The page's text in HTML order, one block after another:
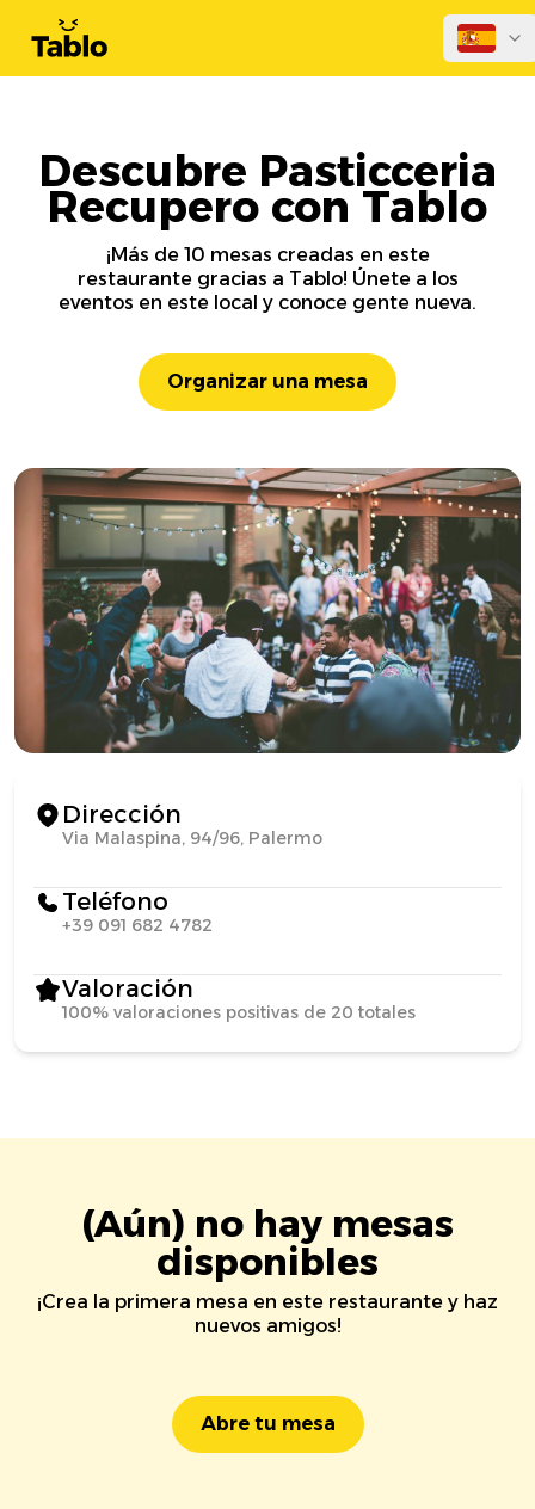
Descubre Pasticceria
Recupero con Tablo
¡Más de 10 mesas creadas en este
restaurante gracias a Tablo! Únete a los
eventos en este local y conoce gente nueva.
Organizar una mesa
Dirección
Via Malaspina, 94/96, Palermo
Teléfono
+39 091 682 4782
Valoración
100% valoraciones positivas de 20 totales
(Aún) no hay mesas
disponibles
¡Crea la primera mesa en este restaurante y haz
nuevos amigos!
Abre tu mesa